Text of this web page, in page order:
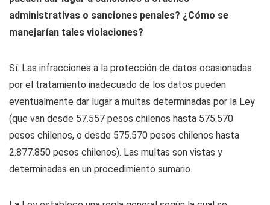
administrativas o sanciones penales? ¿Cómo se
manejarían tales violaciones?
Sí. Las infracciones a la protección de datos ocasionadas
por el tratamiento inadecuado de los datos pueden
eventualmente dar lugar a multas determinadas por la Ley
(que van desde 57.557 pesos chilenos hasta 575.570
pesos chilenos, o desde 575.570 pesos chilenos hasta
2.877.850 pesos chilenos). Las multas son vistas y
determinadas en un procedimiento sumario.